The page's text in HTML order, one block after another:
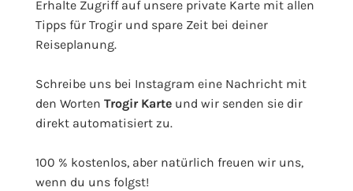
Erhalte Zugriff auf unsere private Karte mit allen
Tipps für Trogir und spare Zeit bei deiner
Reiseplanung.
Schreibe uns bei Instagram eine Nachricht mit
den Worten Trogir Karte und wir senden sie dir
direkt automatisiert zu.
100 % kostenlos, aber natürlich freuen wir uns,
wenn du uns folgst!